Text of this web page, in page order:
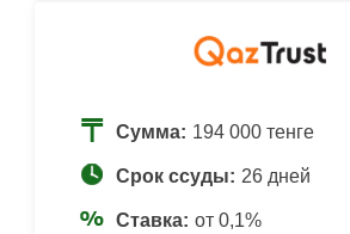
Сумма: 194 000 тенге
Срок ссуды: 26 дней
Ставка: от 0,1%